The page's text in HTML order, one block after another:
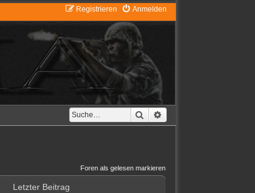
Anmelden
Registrieren
Suche
Foren als gelesen markieren
Letzter Beitrag